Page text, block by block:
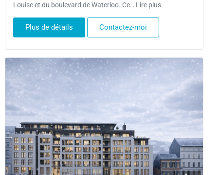
Louise et du boulevard de Waterloo. Ce… Lire plus
Plus de détails Contactez-moi